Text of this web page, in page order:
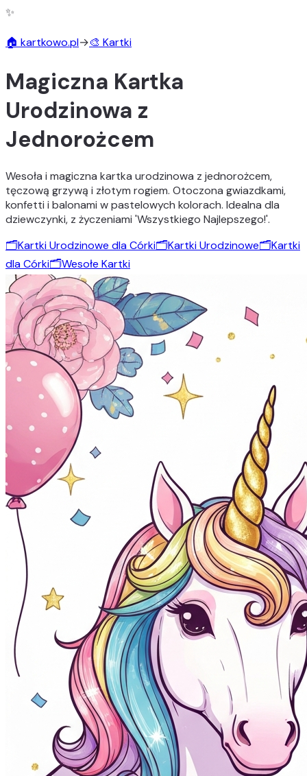
✨
🏠 kartkowo.pl→🎨 Kartki
Magiczna Kartka
Urodzinowa z
Jednorożcem
Wesoła i magiczna kartka urodzinowa z jednorożcem,
tęczową grzywą i złotym rogiem. Otoczona gwiazdkami,
konfetti i balonami w pastelowych kolorach. Idealna dla
dziewczynki, z życzeniami 'Wszystkiego Najlepszego!'.
🗂️Kartki Urodzinowe dla Córki🗂️Kartki Urodzinowe🗂️Kartki
dla Córki🗂️Wesołe Kartki